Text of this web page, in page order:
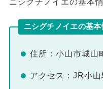
ニシグチノイエの基本
住所：小山市城山
アクセス：JR小